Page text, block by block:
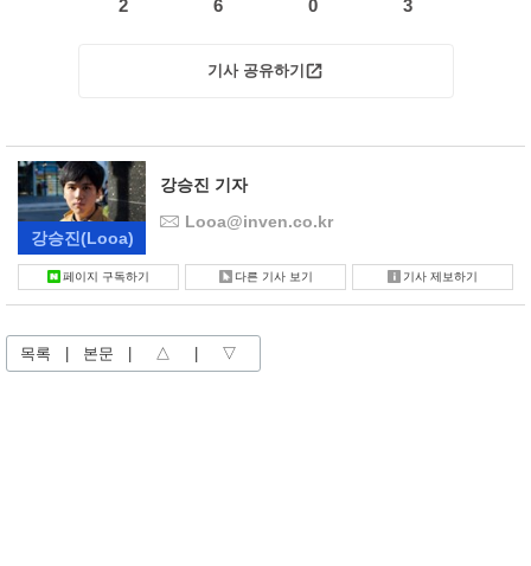
2 6 0 3
기사 공유하기
강승진 (Looa)
강승진 기자
Looa@inven.co.kr
페이지 구독하기 다른 기사 보기 기사 제보하기
목록 | 본문 | △ | ▽